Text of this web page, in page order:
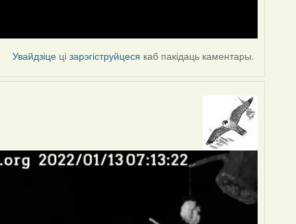
Увайдзіце цізарэгіструйцеся каб пакідаць каментары.